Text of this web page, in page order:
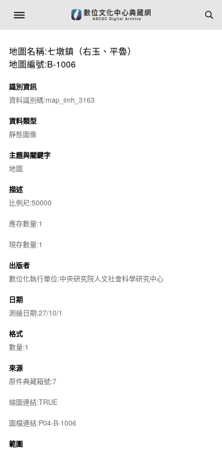
地圖名稱:七墩鎮（右玉、平魯）
地圖編號:B-1006
識別資訊
資料識別碼:map_imh_3163
資料類型
靜態圖像
主題與關鍵字
地圖
描述
比例尺:50000
應存數量:1
現存數量:1
出版者
數位化執行單位:中央研究院人文社會科學研究中心
日期
測繪日期:27/10/1
格式
數量:1
來源
原件典藏箱號:7
縮圖連結:TRUE
圖檔連結:P04-B-1006
範圍